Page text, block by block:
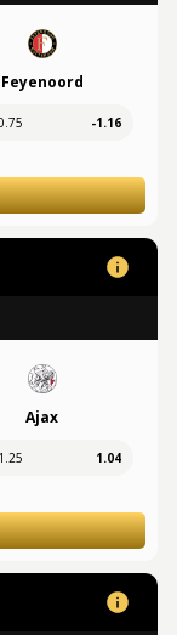
Feyenoord
-1.16
Ajax
1.04